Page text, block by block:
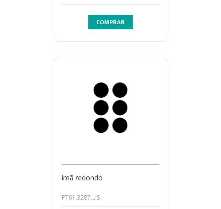
COMPRAR
ímã redondo
PT01.3287.LIS